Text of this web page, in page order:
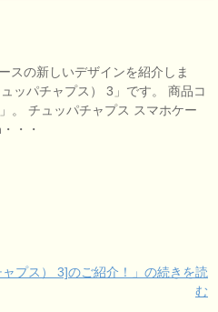
スの新しいデザインを紹介しま
ッパチャプス） 3」です。 商品コ
。 チュッパチャプス スマホケー
・・
プス） 3]のご紹介！」の続きを読
む